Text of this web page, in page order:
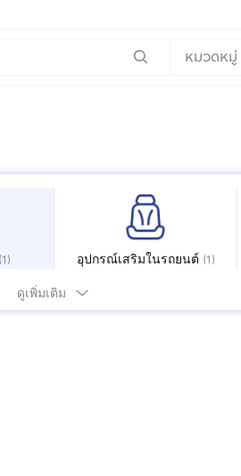
หมวดหมู่
(1 ) อุปกรณ์เสริมในรถยนต์ (1 )
ดูเพิ่มเติม